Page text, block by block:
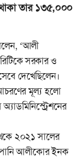
থাকা তার ১৩৫,০০০
‘আলী
সরকার ও
দেখেছিলেন।
মূল্য হলো
২০২১ সালের
আলীকোর ইনক